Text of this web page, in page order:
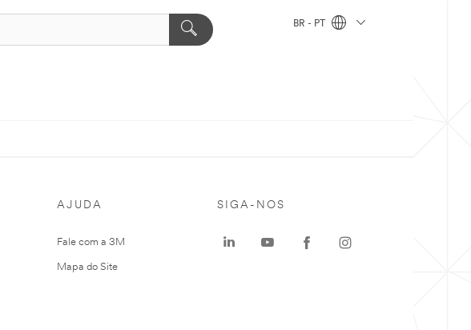
BR - PT
AJUDA
Fale com a 3M
Mapa do Site
SIGA-NOS